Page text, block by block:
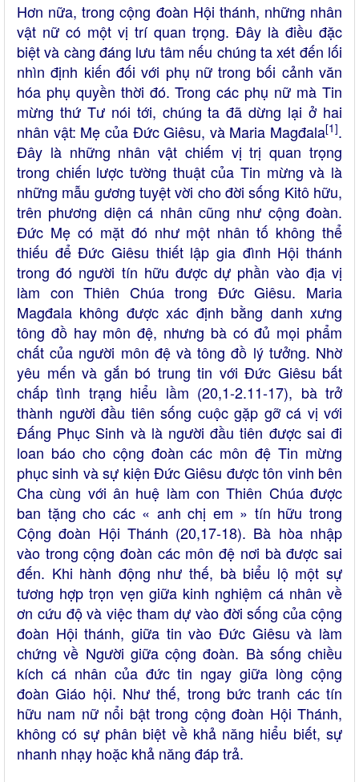
Hơn nữa, trong cộng đoàn Hội thánh, những nhân
vật nữ có một vị trí quan trọng. Đây là điều đặc
biệt và càng đáng lưu tâm nếu chúng ta xét đến lối
nhìn định kiến đối với phụ nữ trong bối cảnh văn
hóa phụ quyền thời đó. Trong các phụ nữ mà Tin
mừng thứ Tư nói tới, chúng ta đã dừng lại ở hai
nhân vật: Mẹ của Đức Giêsu, và Maria Magđala[1].
Đây là những nhân vật chiếm vị trị quan trọng
trong chiến lược tường thuật của Tin mừng và là
những mẫu gương tuyệt vời cho đời sống Kitô hữu,
trên phương diện cá nhân cũng như cộng đoàn.
Đức Mẹ có mặt đó như một nhân tố không thể
thiếu để Đức Giêsu thiết lập gia đình Hội thánh
trong đó người tín hữu được dự phần vào địa vị
làm con Thiên Chúa trong Đức Giêsu. Maria
Magđala không được xác định bằng danh xưng
tông đồ hay môn đệ, nhưng bà có đủ mọi phẩm
chất của người môn đệ và tông đồ lý tưởng. Nhờ
yêu mến và gắn bó trung tin với Đức Giêsu bất
chấp tình trạng hiểu lầm (20,1-2.11-17), bà trở
thành người đầu tiên sống cuộc gặp gỡ cá vị với
Đấng Phục Sinh và là người đầu tiên được sai đi
loan báo cho cộng đoàn các môn đệ Tin mừng
phục sinh và sự kiện Đức Giêsu được tôn vinh bên
Cha cùng với ân huệ làm con Thiên Chúa được
ban tặng cho các « anh chị em » tín hữu trong
Cộng đoàn Hội Thánh (20,17-18). Bà hòa nhập
vào trong cộng đoàn các môn đệ nơi bà được sai
đến. Khi hành động như thế, bà biểu lộ một sự
tương hợp trọn vẹn giữa kinh nghiệm cá nhân về
ơn cứu độ và việc tham dự vào đời sống của cộng
đoàn Hội thánh, giữa tin vào Đức Giêsu và làm
chứng về Người giữa cộng đoàn. Bà sống chiều
kích cá nhân của đức tin ngay giữa lòng cộng
đoàn Giáo hội. Như thế, trong bức tranh các tín
hữu nam nữ nổi bật trong cộng đoàn Hội Thánh,
không có sự phân biệt về khả năng hiểu biết, sự
nhanh nhạy hoặc khả năng đáp trả.